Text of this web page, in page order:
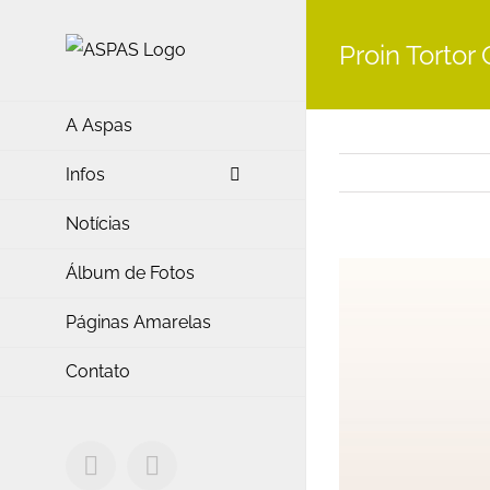
conteúdo
A Aspas
Infos
Notícias
Álbum de Fotos
Páginas Amarelas
Contato
Facebook
Proin Tortor